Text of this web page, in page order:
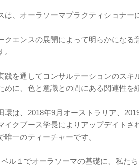
は、オーラソーマプラクティショナー
クエンスの展開によって明らかにな
践を通してコンサルテーションのス
めに、色と意識との間にある関連性を
は、2018年9月オーストラリア、
イクブース学長によりアップデイト
唯一のティーチャーです。
ル１でオーラソーマの基礎に、私た